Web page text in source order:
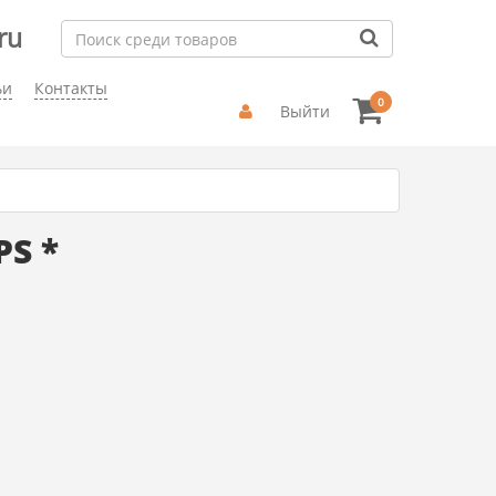
Контакты
Выйти 0
*